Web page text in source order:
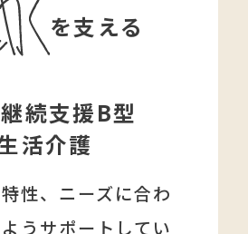
を支える
続支援B型
活介護
性、ニーズに合わ
うサポートしてい